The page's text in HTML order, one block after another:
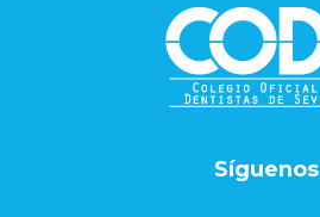
Síguenos